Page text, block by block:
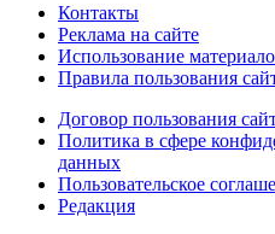
Контакты
Реклама на сайте
Использование
Правила пользования
Договор пользования
Политика в сфере
данных
Пользовательское
Редакция